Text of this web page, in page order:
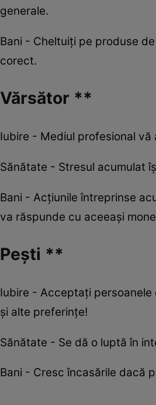
generale.
Bani - Cheltuiți pe produse
corect.
Vărsător **
Iubire - Mediul profesional
Sănătate - Stresul acumulat
Bani - Acțiunile întreprinse
va răspunde cu aceeași
Pești **
Iubire - Acceptați persoanele
și alte preferințe!
Sănătate - Se dă o luptă în
Bani - Cresc încasările dacă